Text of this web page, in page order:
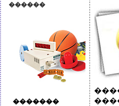
������
�������